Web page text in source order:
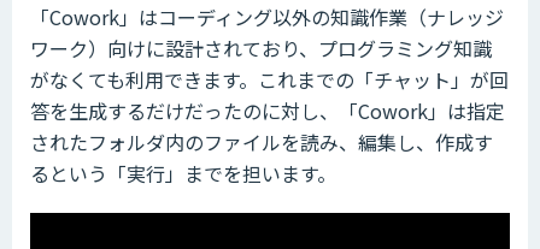
「Cowork」はコーディング以外の知識作業（ナレッジ
ワーク）向けに設計されており、プログラミング知識
がなくても利用できます。これまでの「チャット」が回
答を生成するだけだったのに対し、「Cowork」は指定
されたフォルダ内のファイルを読み、編集し、作成す
るという「実行」までを担います。